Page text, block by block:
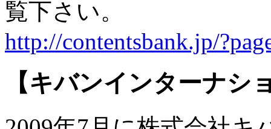
覧下さい。
http://contentsbank.jp/
【キバンインターナシ